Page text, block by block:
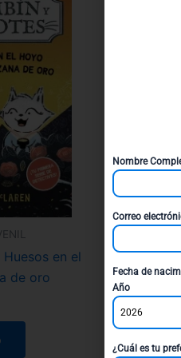
en el
de oro
Nombre
Correo
Fecha de
Año
2026
¿Cuál es tu